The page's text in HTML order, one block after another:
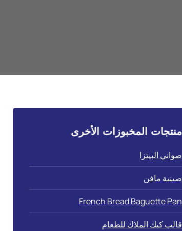
منتجات المخبوزات الأخرى
صواني البيتزا
صينية مافن
French Bread Baguette Pan
قالب كيك الملاك للطعام